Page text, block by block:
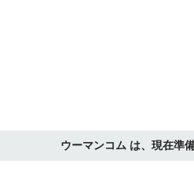
ウーマンコム は、現在準備